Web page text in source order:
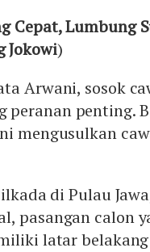
Cepat, Lumbung
Jokowi)
Arwani, sosok
peranan penting.
mengusulkan
di Pulau
pasangan calon
latar